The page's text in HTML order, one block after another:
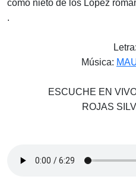
como nieto de los López
.
Letra:
Música:
ESCUCHE EN
ROJAS